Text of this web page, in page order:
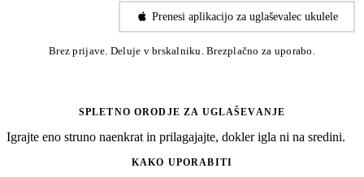
Prenesi aplikacijo za uglaševalec ukulele
Brez prijave. Deluje v brskalniku. Brezplačno za uporabo.
SPLETNO ORODJE ZA UGLAŠEVANJE
Igrajte eno struno naenkrat in prilagajajte, dokler igla ni na sredini.
KAKO UPORABITI